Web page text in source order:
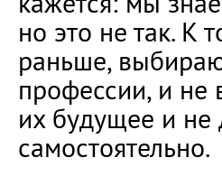
но это не так. К
раньше,
профессии, и не
их будущее и не
самостоятельно.